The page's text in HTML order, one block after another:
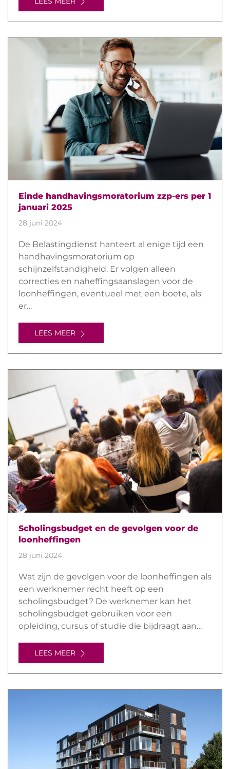
Einde handhavingsmoratorium zzp-ers per 1
januari 2025
28 juni 2024
De Belastingdienst hanteert al enige tijd een
handhavingsmoratorium op
schijnzelfstandigheid. Er volgen alleen
correcties en naheffingsaanslagen voor de
loonheffingen, eventueel met een boete, als
er…
LEES MEER
Scholingsbudget en de gevolgen voor de
loonheffingen
28 juni 2024
Wat zijn de gevolgen voor de loonheffingen als
een werknemer recht heeft op een
scholingsbudget? De werknemer kan het
scholingsbudget gebruiken voor een
opleiding, cursus of studie die bijdraagt aan…
LEES MEER